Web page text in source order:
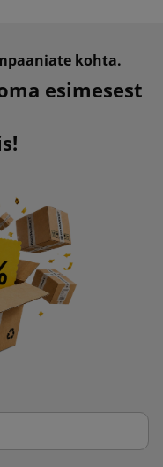
kohta.
esimesest